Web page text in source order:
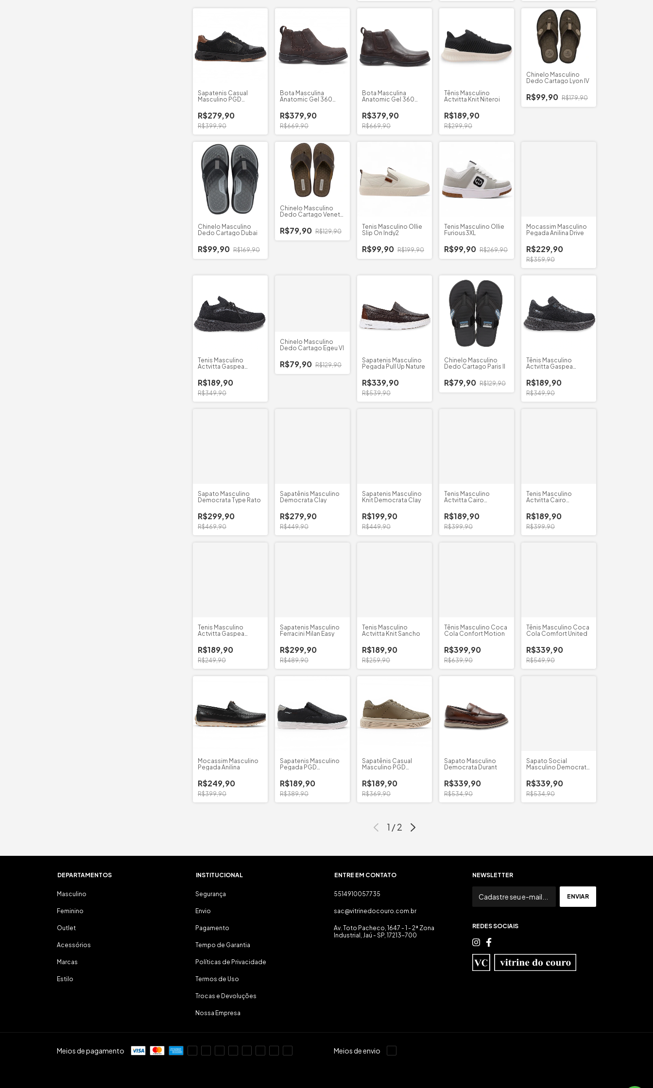
Sapatenis Casual
Masculino PGD
R$279,90
R$399,90
Bota Masculina
Anatomic Gel 360
R$379,90
R$669,90
Bota Masculina
Anatomic Gel 360
R$379,90
R$669,90
Tênis Masculino
Actvitta Knit Niteroi
R$189,90
R$299,90
Chinelo Masculino
Dedo Cartago Lyon IV
R$99,90 R$179,90
Chinelo Masculino
Dedo Cartago Dubai
R$99,90 R$169,90
Chinelo Masculino
Dedo Cartago Veneto
R$79,90 R$129,90
Tenis Masculino Ollie
Slip On Indy2
R$99,90 R$199,90
Tenis Masculino Ollie
Furious3XL
R$99,90 R$269,90
Mocassim Masculino
Pegada Anilina Drive
R$229,90
R$359,90
Tenis Masculino
Actvitta Gaspea
R$189,90
R$349,90
Chinelo Masculino
Dedo Cartago Egeu VI
R$79,90 R$129,90
Sapatenis Masculino
Pegada Pull Up Nature
R$339,90
R$539,90
Chinelo Masculino
Dedo Cartago Paris II
R$79,90 R$129,90
Tênis Masculino
Actvitta Gaspea
R$189,90
R$349,90
Sapato Masculino
Democrata Type Rato
R$299,90
R$469,90
Sapatênis Masculino
Democrata Clay
R$279,90
R$449,90
Sapatenis Masculino
Knit Democrata Clay
R$199,90
R$449,90
Tenis Masculino
Actvitta Cairo
R$189,90
R$399,90
Tenis Masculino
Actvitta Cairo
R$189,90
R$399,90
Tenis Masculino
Actvitta Gaspea
R$189,90
R$249,90
Sapatenis Masculino
Ferracini Milan Easy
R$299,90
R$489,90
Tenis Masculino
Actvitta Knit Sancho
R$189,90
R$259,90
Tênis Masculino Coca
Cola Confort Motion
R$399,90
R$639,90
Tênis Masculino Coca
Cola Comfort United
R$339,90
R$549,90
Mocassim Masculino
Pegada Anilina
R$249,90
R$399,90
Sapatenis Masculino
Pegada PGD
R$189,90
R$389,90
Sapatênis Casual
Masculino PGD
R$189,90
R$369,90
Sapato Masculino
Democrata Durant
R$339,90
R$534,90
Sapato Social
Masculino Democrata
R$339,90
R$534,90
1 /2
DEPARTAMENTOS
Masculino
Feminino
Outlet
Acessórios
Marcas
Estilo
INSTITUCIONAL
Segurança
Envio
Pagamento
Tempo de Garantia
Políticas de Privacidade
Termos de Uso
Trocas e Devoluções
Nossa Empresa
ENTRE EM CONTATO
5514910057735
sac@vitrinedocouro.com.br
Av. Toto Pacheco, 1647 - 1 - 2ª Zona
Industrial, Jaú - SP, 17213-700
NEWSLETTER
REDES SOCIAIS
Meios de pagamento Meios de envio